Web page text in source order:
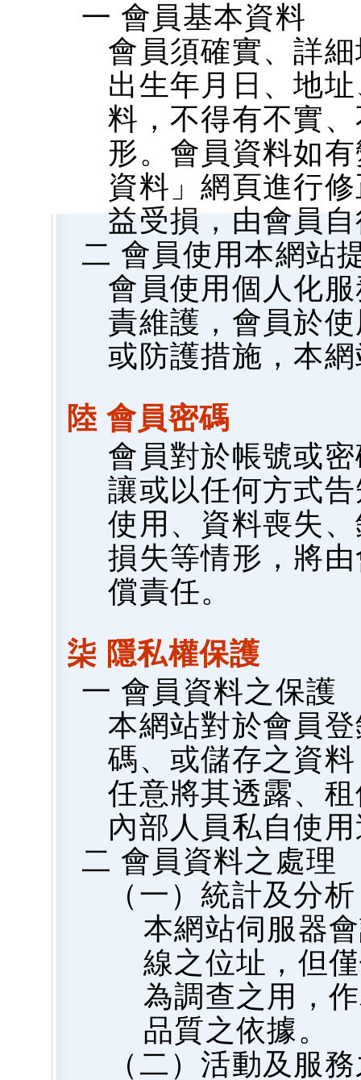
一 會員基本資料
會員須確實、詳
出生年月日、地
料，不得有不實
形。會員資料如
資料」網頁進行
益受損，由會員
二 會員使用本網站
會員使用個人化
責維護，會員於
或防護措施，本
陸 會員密碼
會員對於帳號或
讓或以任何方式
使用、資料喪失
損失等情形，將
償責任。
柒 隱私權保護
一 會員資料之保護
本網站對於會員
碼、或儲存之資
任意將其透露、
內部人員私自使
二 會員資料之處理
（一）統計及分析
本網站伺服器
線之位址，但
為調查之用，
品質之依據。
（二）活動及服